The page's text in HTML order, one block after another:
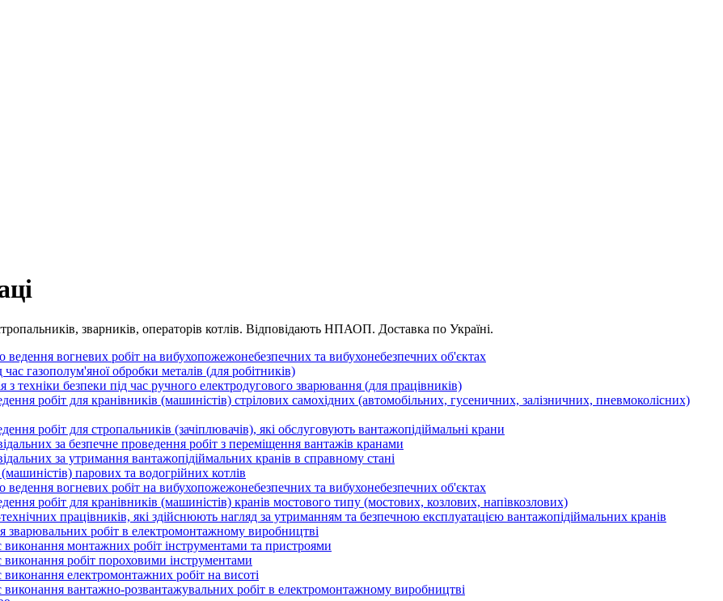
зварників, операторів котлів. Відповідають НПАОП. Доставка по Україні.
вогневих робіт на вибухопожежонебезпечних та вибухонебезпечних об'єктах
газополум'яної обробки металів (для робітників)
безпеки під час ручного електродугового зварювання (для працівників)
робіт для кранівників (машиністів) стрілових самохідних (автомобільних, гусеничних, залізничних, пневмоколісних)
робіт для стропальників (зачіплювачів), які обслуговують вантажопідіймальні крани
за безпечне проведення робіт з переміщення вантажів кранами
за утримання вантажопідіймальних кранів в справному стані
парових та водогрійних котлів
вогневих робіт на вибухопожежонебезпечних та вибухонебезпечних об'єктах
робіт для кранівників (машиністів) кранів мостового типу (мостових, козлових, напівкозлових)
працівників, які здійснюють нагляд за утриманням та безпечною експлуатацією вантажопідіймальних кранів
робіт в електромонтажному виробництві
монтажних робіт інструментами та пристроями
робіт пороховими інструментами
електромонтажних робіт на висоті
вантажно-розвантажувальних робіт в електромонтажному виробництві